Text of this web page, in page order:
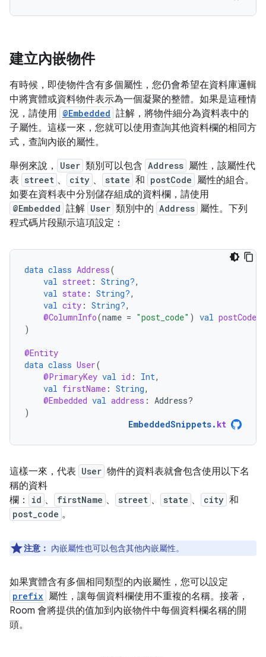
建立內嵌物件
有時候，即使物件含有多個屬性，您仍會希望在資料庫邏輯
中將實體或資料物件表示為一個凝聚的整體。如果是這種情
況，請使用 @Embedded 註解，將物件細分為資料表中的
子屬性。這樣一來，您就可以使用查詢其他資料欄的相同方
式，查詢內嵌的屬性。
舉例來說，
User 類別可以包含 Address 屬性，該屬性代
表 street 、 city 、 state 和 postCode 屬性的組合。
如要在資料表中分別儲存組成的資料欄，請使用
@Embedded 註解 User 類別中的 Address 屬性。下列
程式碼片段顯示這項設定：
data class Address(
val street : String?,
val state : String?,
val city : String?,
@ColumnInfo(name = "post_code" ) val postCode
)
@Entity
data class User(
@PrimaryKey val id : Int,
val firstName : String,
@Embedded val address : Address?
)
EmbeddedSnippets. kt
這樣一來，代表 User 物件的資料表就會包含使用以下名
稱的資料
欄：
id 、 firstName 、 street 、 state 、 city 和
post_code 。
注意： 內嵌屬性也可以包含其他內嵌屬性。
如果實體含有多個相同類型的內嵌屬性，您可以設定
prefix 屬性，讓每個資料欄使用不重複的名稱。接著，
Room 會將提供的值加到內嵌物件中每個資料欄名稱的開
頭。